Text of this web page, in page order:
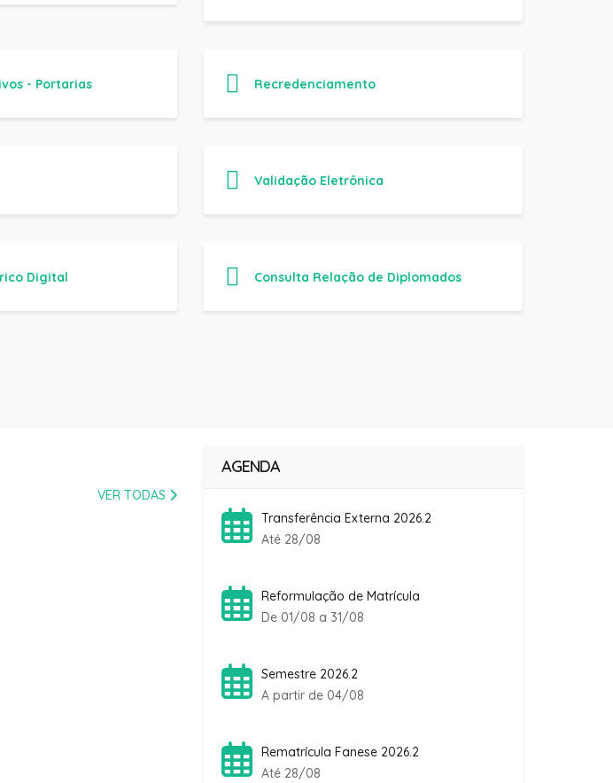
- Portarias Recredenciamento
Validação Eletrônica
Digital Consulta Relação de Diplomados
VER TODAS
AGENDA
Transferência Externa 2026.2
Até 28/08
Reformulação de Matrícula
De 01/08 a 31/08
Semestre 2026.2
A partir de 04/08
Rematrícula Fanese 2026.2
Até 28/08